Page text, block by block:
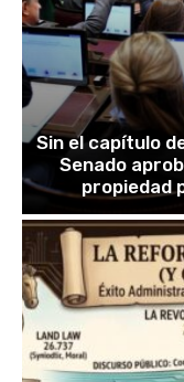
Sin el capítulo
Senado
propiedad